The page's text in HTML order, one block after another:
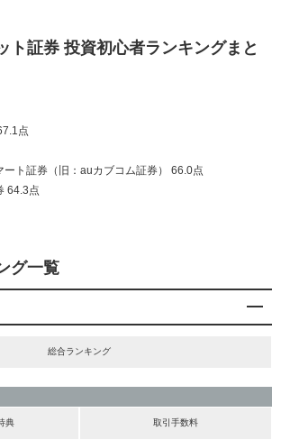
ト証券 投資初心者ランキングまと
点
ート証券（旧：auカブコム証券） 66.0点
64.3点
グ一覧
総合ランキング
典 取引手数料